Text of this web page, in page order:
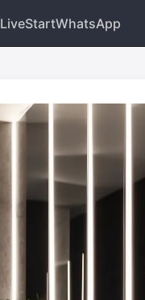
LiveStartWhatsApp